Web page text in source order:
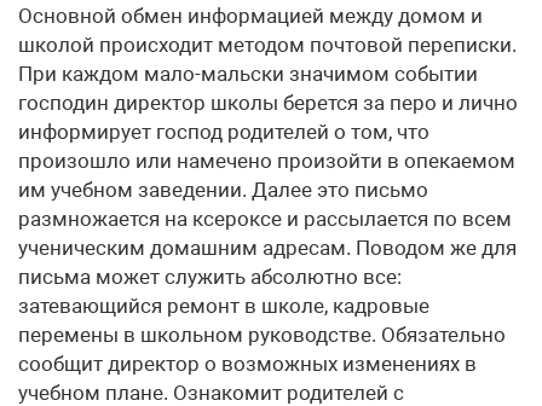
Основной обмен информацией между домом и
школой происходит методом почтовой переписки.
При каждом мало-мальски значимом событии
господин директор школы берется за перо и лично
информирует господ родителей о том, что
произошло или намечено произойти в опекаемом
им учебном заведении. Далее это письмо
размножается на ксероксе и рассылается по всем
ученическим домашним адресам. Поводом же для
письма может служить абсолютно все:
затевающийся ремонт в школе, кадровые
перемены в школьном руководстве. Обязательно
сообщит директор о возможных изменениях в
учебном плане. Ознакомит родителей с